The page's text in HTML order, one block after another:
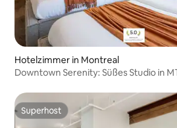
Hotelzimmer in Montreal
Downtown Serenity: Süßes Studio in
Superhost
Superhost